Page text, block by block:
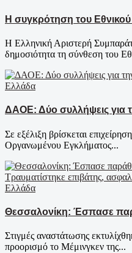
Η συγκρότηση του
Η Ελληνική Αριστερή
δημοσιότητα τη σύνθεση του
Ελλάδα
ΔΑΟΕ: Δύο συλλήψεις για
Σε εξέλιξη βρίσκεται
Οργανωμένου Εγκλήματος...
Ελλάδα
Θεσσαλονίκη: Έσπασε
Στιγμές αναστάτωσης
προορισμό το Μέμινγκεν της...